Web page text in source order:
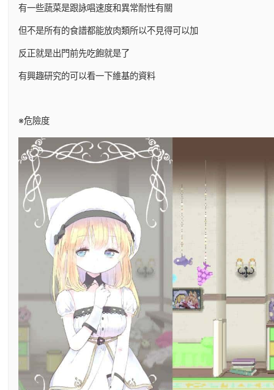
有一些蔬菜是跟詠唱速度和異常耐性有關
但不是所有的食譜都能放肉類所以不見得可以加
反正就是出門前先吃飽就是了
有興趣研究的可以看一下維基的資料
※危險度